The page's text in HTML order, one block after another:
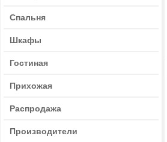
Спальня
Шкафы
Гостиная
Прихожая
Распродажа
Производители